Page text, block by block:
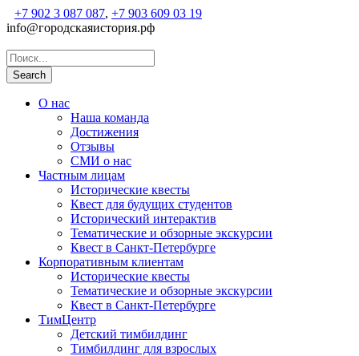
+7 902 3 087 087, +7 903 609 03 19
info@городскаяистория.рф
О нас
Наша команда
Достижения
Отзывы
СМИ о нас
Частным лицам
Исторические квесты
Квест для будущих студентов
Исторический интерактив
Тематические и обзорные экскурсии
Квест в Санкт-Петербурге
Корпоративным клиентам
Исторические квесты
Тематические и обзорные экскурсии
Квест в Санкт-Петербурге
ТимЦентр
Детский тимбилдинг
Тимбилдинг для взрослых